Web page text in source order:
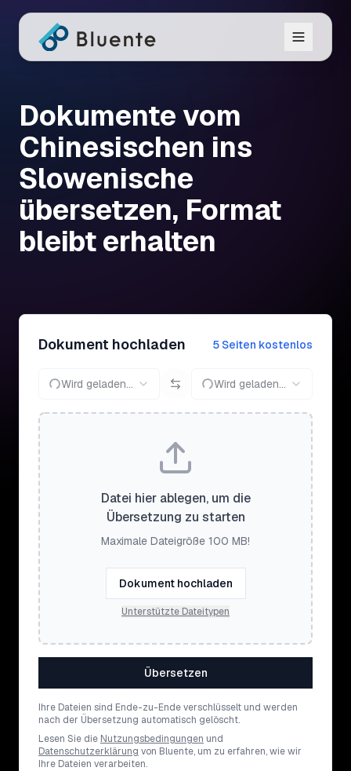
Dokumente vom
Chinesischen ins
Slowenische
übersetzen, Format
bleibt erhalten
Dokument hochladen 5 Seiten kostenlos
Wird geladen... Wird geladen...
Datei hier ablegen, um die
Übersetzung zu starten
Maximale Dateigröße 100 MB!
Dokument hochladen
Unterstützte Dateitypen
Übersetzen
Ihre Dateien sind Ende-zu-Ende verschlüsselt und werden
nach der Übersetzung automatisch gelöscht.
Lesen Sie die Nutzungsbedingungen und
Datenschutzerklärung von Bluente, um zu erfahren, wie wir
Ihre Dateien verarbeiten.